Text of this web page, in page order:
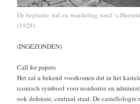
De beplante wal en wandeling rond ‘s-
(1928)
(INGEZONDEN)
Call for papers
Het zal u bekend voorkomen dat in het
iconisch symbool voor residentie en
ook defensie, centraal staat. De castellologie